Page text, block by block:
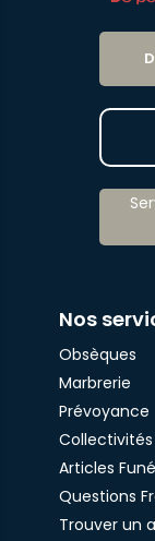
Nos
Obsèques
Marbrerie
Prévoyance
Collectivités
Articles
Questions
Trouver un